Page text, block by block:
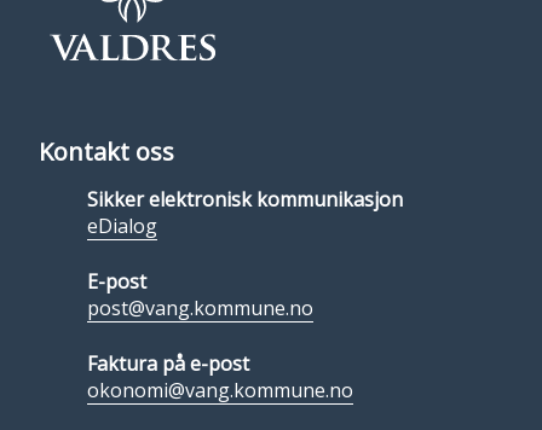
Kontakt oss
Sikker elektronisk kommunikasjon
eDialog
E-post
post@vang.kommune.no
Faktura på e-post
okonomi@vang.kommune.no